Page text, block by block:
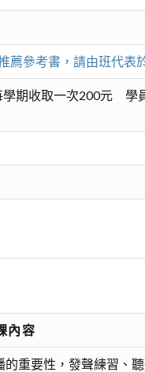
參考書，請由班代表
期收取一次200元
內容
的重要性，發聲練習、